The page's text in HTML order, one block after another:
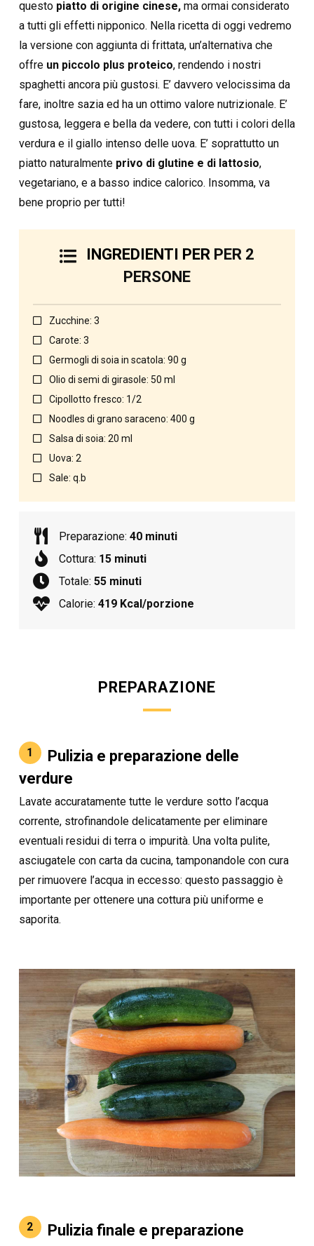
questo piatto di origine cinese,ma ormai considerato
a tutti gli effetti nipponico. Nella ricetta di oggi vedremo
la versione con aggiunta di frittata, un’alternativa che
offre un piccolo plus proteico, rendendo i nostri
spaghetti ancora più gustosi. E’ davvero velocissima da
fare, inoltre sazia ed ha un ottimo valore nutrizionale. E’
gustosa, leggera e bella da vedere, con tutti i colori della
verdura e il giallo intenso delle uova. E’ soprattutto un
piatto naturalmenteprivo di glutine e di lattosio,
vegetariano, e a basso indice calorico. Insomma, va
bene proprio per tutti!
INGREDIENTI PER PER 2
PERSONE
Zucchine: 3
Carote: 3
Germogli di soia in scatola: 90 g
Olio di semi di girasole: 50 ml
Cipollotto fresco: 1/2
Noodles di grano saraceno: 400 g
Salsa di soia: 20 ml
Uova: 2
Sale: q.b
Preparazione:40 minuti
Cottura: 15 minuti
Totale:55 minuti
Calorie:419 Kcal/porzione
PREPARAZIONE
1
Pulizia e preparazione delle
verdure
Lavate accuratamente tutte le verdure sotto l’acqua
corrente, strofinandole delicatamente per eliminare
eventuali residui di terra o impurità. Una volta pulite,
asciugatele con carta da cucina, tamponandole con cura
per rimuovere l’acqua in eccesso: questo passaggio è
importante per ottenere una cottura più uniforme e
saporita.
2 Pulizia finale e preparazione